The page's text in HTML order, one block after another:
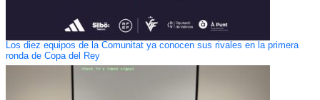
Los diez equipos de la Comunitat ya conocen sus rivales en la primera
ronda de Copa del Rey